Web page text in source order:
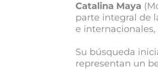
Catalina Maya
parte integral de
e
Su búsqueda
representan un